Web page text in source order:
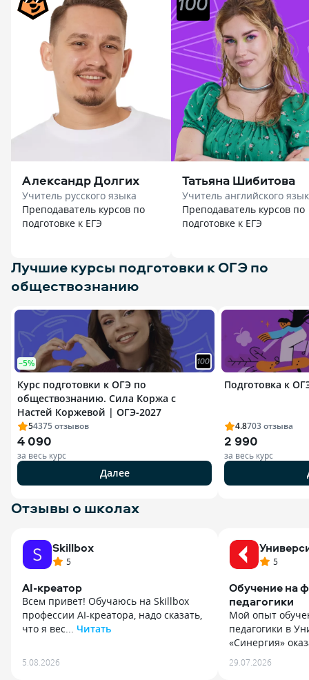
Александр Долгих
Учитель русского языка
Преподаватель курсов по
подготовке к ЕГЭ
Татьяна Шибитова
Учитель английского
Преподаватель курсов по
подготовке к ЕГЭ
Лучшие курсы подготовки к ОГЭ по
обществознанию
–5%
Курс подготовки к ОГЭ по
обществознанию. Сила Коржа с
Настей Коржевой | ОГЭ-2027
54375отзывов
4 090
за весь курс
Далее
Подготовка к
4.8703отзыва
2 990
за весь курс
Отзывы о школах
Skillbox
5
AI-креатор
Всем привет! Обучаюсь на Skillbox
профессии AI-креатора, надо сказать,
что я вес... Читать
профессии AI-креатора, надо сказать,
что я весьма и весьма далека
5.08.2026
5
Обучение на
педагогики
Мой опыт
педагогики в
«Синергия»
Мой опыт
педагогики в
29.07.2026